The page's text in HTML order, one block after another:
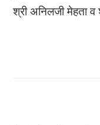
श्री अनिलजी मेहता व